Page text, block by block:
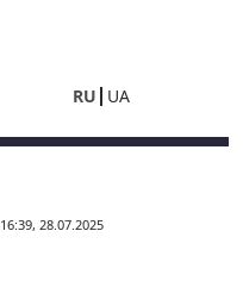
RU UA
16:39, 28.07.2025